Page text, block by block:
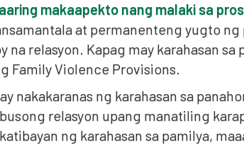
makaapekto nang malaki sa
at permanenteng yugto
na relasyon. Kapag may karahasan sa
Family Violence Provisions.
nakakaranas ng karahasan sa
relasyon upang manatiling
ng karahasan sa pamilya,